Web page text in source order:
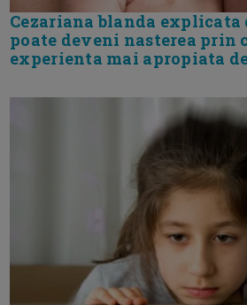
Cezariana blanda explicata
poate deveni nasterea prin
experienta mai apropiata